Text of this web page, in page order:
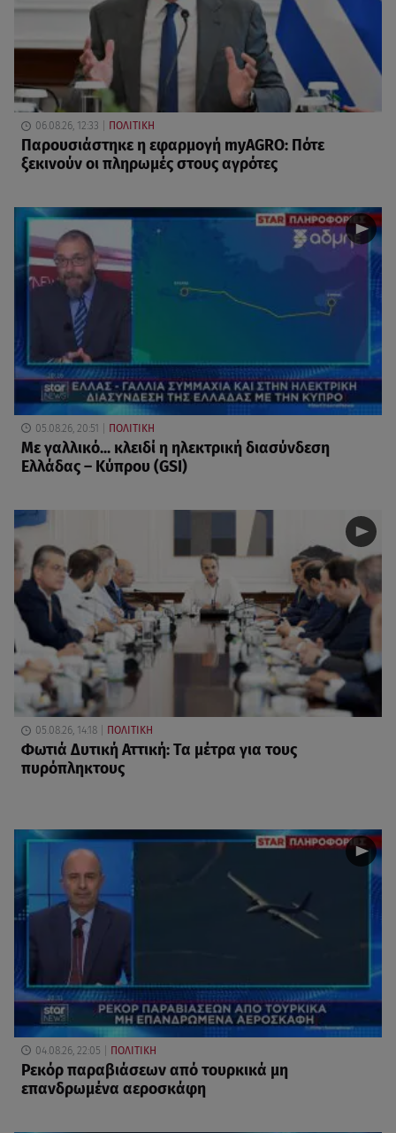
06.08.26, 12:33 ΠΟΛΙΤΙΚΗ
Παρουσιάστηκε η εφαρμογή myAGRO: Πότε
ξεκινούν οι πληρωμές στους αγρότες
05.08.26, 20:51 ΠΟΛΙΤΙΚΗ
Με γαλλικό... κλειδί η ηλεκτρική διασύνδεση
Ελλάδας – Κύπρου (GSI)
05.08.26, 14:18 ΠΟΛΙΤΙΚΗ
Φωτιά Δυτική Αττική: Τα μέτρα για τους
πυρόπληκτους
04.08.26, 22:05 ΠΟΛΙΤΙΚΗ
Ρεκόρ παραβιάσεων από τουρκικά μη
επανδρωμένα αεροσκάφη